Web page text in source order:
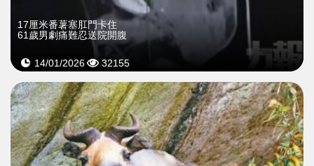
17厘米番薯塞肛門卡住
61歲男劇痛難忍送院開腹
14/01/2026 32155